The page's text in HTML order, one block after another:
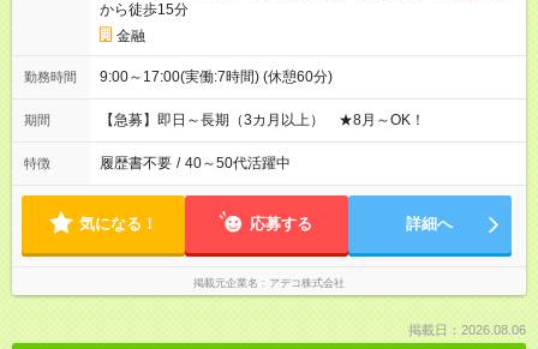
から徒歩15分
金融
勤務時間 9:00～17:00(実働:7時間) (休憩60分)
期間 【急募】即日～長期（3カ月以上） ★8月～OK！
特徴 履歴書不要 / 40～50代活躍中
気になる！ 応募する 詳細へ
掲載元企業名 アデコ株式会社
掲載日：2026.08.06